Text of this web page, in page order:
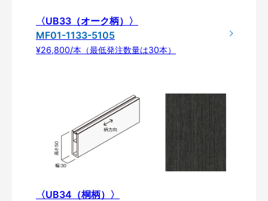
〈UB33（オーク柄）〉
MF01-1133-5105
¥26,800/本（最低発注数量は30本）
〈UB34（桐柄）〉